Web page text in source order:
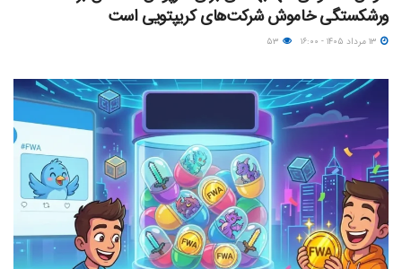
ورشکستگی خاموش شرکت‌های کریپتویی است